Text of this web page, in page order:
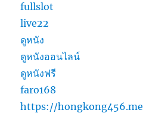
fullslot
live22
ดูหนัง
ดูหนังออนไลน์
ดูหนังฟรี
faro168
https://hongkong456.me